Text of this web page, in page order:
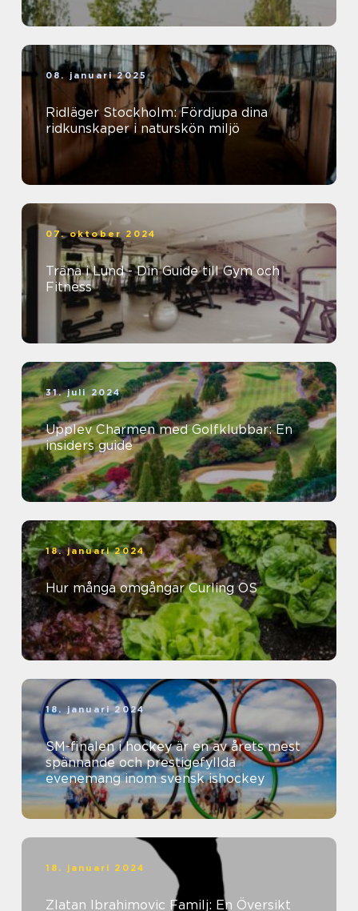
08. januari 2025
Ridläger Stockholm: Fördjupa dina
ridkunskaper i naturskön miljö
07. oktober 2024
Träna i Lund - Din Guide till Gym och
Fitness
31. juli 2024
Upplev Charmen med Golfklubbar: En
insiders guide
18. januari 2024
Hur många omgångar Curling OS
18. januari 2024
SM-finalen i hockey är en av årets mest
spännande och prestigefyllda
evenemang inom svensk ishockey
18. januari 2024
Zlatan Ibrahimovic Familj: En Översikt